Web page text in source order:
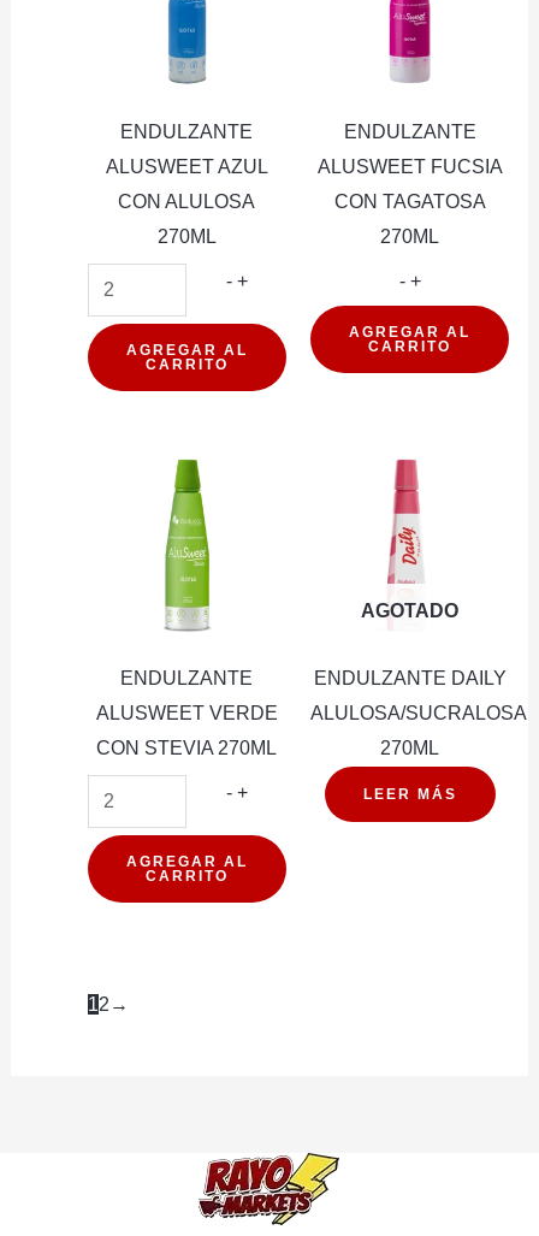
ENDULZANTE
ALUSWEET AZUL
CON ALULOSA
270ML
- ENDULZANTE
ALUSWEET
AZUL
CON
+
AGREGAR AL
CARRITO
ENDULZANTE
ALUSWEET FUCSIA
CON TAGATOSA
270ML
-
ALUSWEET
FUCSIA
cantidad
+
AGREGAR AL
CARRITO
ENDULZANTE
ALUSWEET VERDE
CON STEVIA 270ML
- ENDULZANTE
ALUSWEET
VERDE
CON
+
AGREGAR AL
CARRITO
AGOTADO
ENDULZANTE DAILY
ALULOSA/SUCRALOSA
270ML
LEER MÁS
12 →